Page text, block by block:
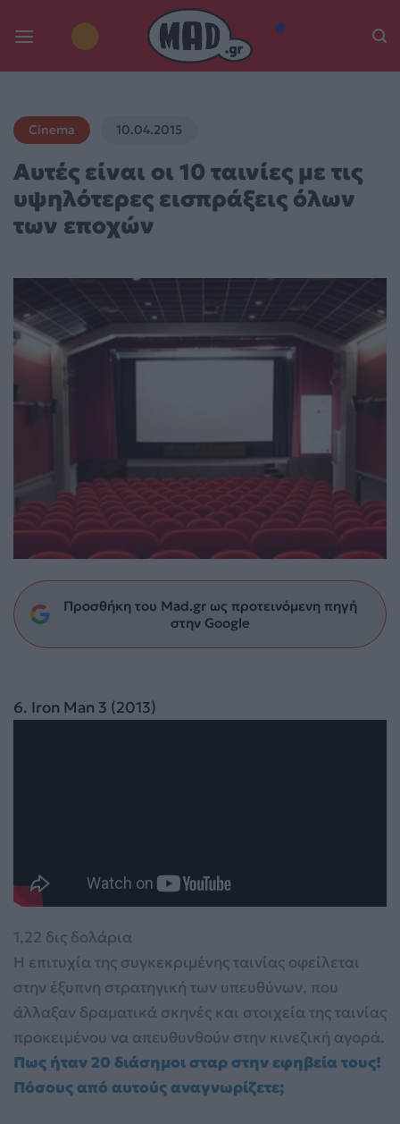
Cinema 10.04.2015
Αυτές είναι οι 10 ταινίες με τις
υψηλότερες εισπράξεις όλων
των εποχών
Προσθήκη του Mad.gr ως προτεινόμενη πηγή
στην Google
6. Iron Man 3 (2013)
1,22 δις δολάρια
Η επιτυχία της συγκεκριμένης ταινίας οφείλεται
στην έξυπνη στρατηγική των υπευθύνων, που
άλλαξαν δραματικά σκηνές και στοιχεία της ταινίας
προκειμένου να απευθυνθούν στην κινεζική αγορά.
Πως ήταν 20 διάσημοι σταρ στην εφηβεία τους!
Πόσους από αυτούς αναγνωρίζετε;